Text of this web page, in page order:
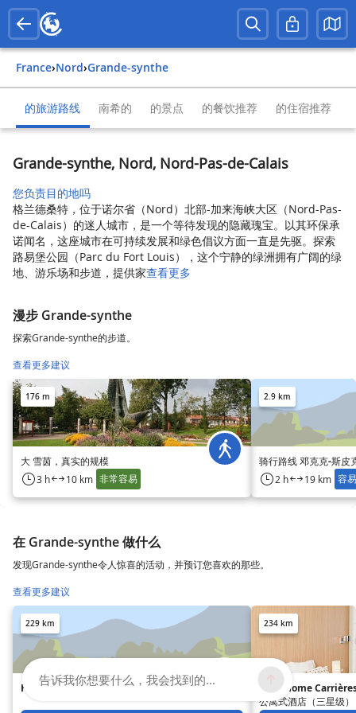
France› Nord› Grande-synthe
的旅游路线 南希的 的景点 的餐饮推荐 的住宿推荐
Grande-synthe, Nord, Nord-Pas-de-Calais
您负责目的地吗
格兰德桑特，位于诺尔省（Nord）北部-加来海峡大区（Nord-Pas-
de-Calais）的迷人城市，是一个等待发现的隐藏瑰宝。以其环保承
诺闻名，这座城市在可持续发展和绿色倡议方面一直是先驱。探索
路易堡公园（Parc du Fort Louis），这个宁静的绿洲拥有广阔的绿
地、游乐场和步道，提供家查看更多
漫步 Grande-synthe
探索Grande-synthe的步道。
查看更多建议
176 m
大 雪茵，真实的规模
3 h 10 km 非常容易
2.9 km
骑行路线 邓克克-斯皮
2 h 19 km 容易
在 Grande-synthe 做什么
发现Grande-synthe令人惊喜的活动，并预订您喜欢的那些。
查看更多建议
229 km
Hôtel Le Manoir de Gressy
234 km
Residhome
公寓式酒店（三星级）
告诉我你想要什么，我会找到的...